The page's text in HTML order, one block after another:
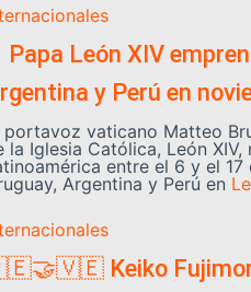
León XIV
y Perú en
portavoz vaticano Matteo
la Iglesia Católica, León
entre el 6 y el
Argentina y Perú en
Keiko Fujimori